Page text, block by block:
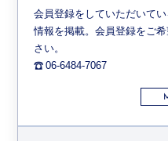
会員登録をしていただいて
情報を掲載。会員登録をご
さい。
06-6484-7067